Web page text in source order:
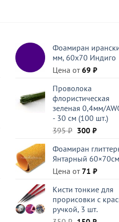
Фоамиран
мм, 60х70 Индиго
Цена от69 ₽
Проволока
флористическая
зеленая 0,4мм/
- 30 см (100 шт.)
395₽
составляла
395 ₽.
300 ₽
300 ₽.
Фоамиран
Янтарный 60×70см
Цена от 71 ₽
Кисти тонкие для
прорисовки с
ручкой, 3 шт.